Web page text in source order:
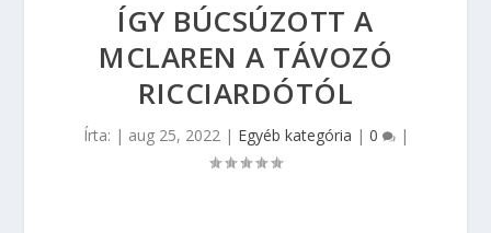
ÍGY BÚCSÚZOTT A
MCLAREN A TÁVOZÓ
RICCIARDÓTÓL
Írta: | aug 25, 2022| Egyéb kategória | 0 |